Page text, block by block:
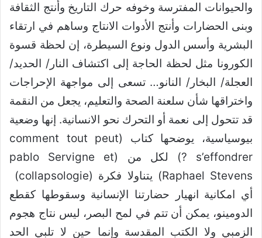
والحيوانات المفترسة وخوفه حرك التاريخ وأنتج الثقافة
وبنى الحضارات وأنتج الأدوات الانتاج وساهم في ارتقاء
البشرية وأسس الدول ونوع السيطرة، إن لحظة قسوة
الكورونا مثل لحظة الحاجة إلى اكتشاف النار/ الحديد/
العجلة/ البخار/ النانو… تسعى إلى مواجهة الإحراجات
واختراقها شأن سلعنة الصحة والتعليم، يجعل من النقمة
قد تتحول إلى نعمة أو التحرك نحو الانسانية. إنها وضعية
بيوسياسية، يوضحها كتاب (comment tout peut
s’effondrer ?) لكل من (pablo Servigne et
Raphael Stevens) يتناولا فكرة (collapsologie)
أي امكانية انهيار حضارتنا الإنسانية وسقوطها كقطع
الدومينو، يمكن أن تتم في لمح البصر، ليس نتاج هجوم
الزمبي ولا الكتب المقدسة وإنما حين لا تلبي الحد